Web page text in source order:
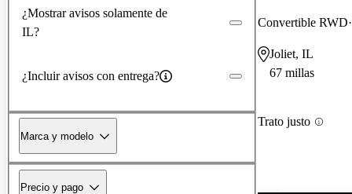
¿Mostrar avisos solamente de
IL?
¿Incluir avisos con entrega?
Marca y modelo
Precio y pago
Convertible RWD
Joliet, IL
67 millas
Trato justo